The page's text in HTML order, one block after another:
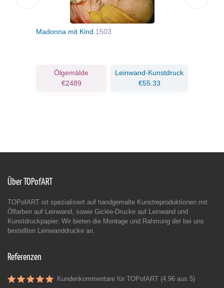
Madonna mit Kind 1503
Ölgemälde
€2489
Leinwand-Kunstdruck
€55.33
Über TOPofART
TOPofART ist spezialisiert auf handgemalte Kunstreproduktionen mit
Ölfarben auf Leinwand, sowie Giclée-Drucke auf Leinwand und
Kunstdruckpapier. Wir bieten die Montage und Rahmung der bei uns
bestellten Leinwanddrucke an.
Referenzen
Kundenkommentare für TOPofART (4.96 aus 5)